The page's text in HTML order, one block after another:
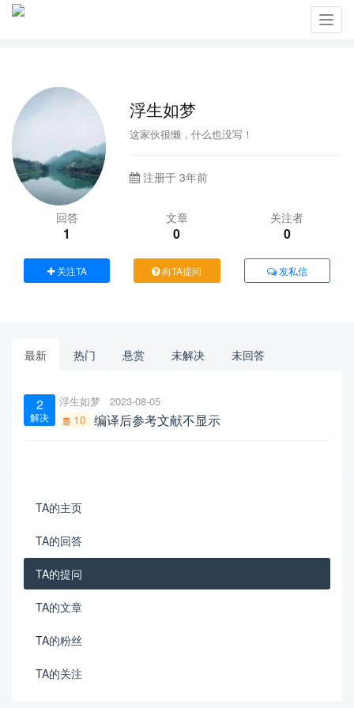
浮生如梦
这家伙很懒，什么也没写！
注册于 3年前
回答
1
文章
0
关注者
0
关注TA 向TA提问 发私信
最新 热门 悬赏 未解决 未回答
2
解决
浮生如梦 2023-08-05
10 编译后参考文献不显示
TA的主页
TA的回答
TA的提问
TA的文章
TA的粉丝
TA的关注